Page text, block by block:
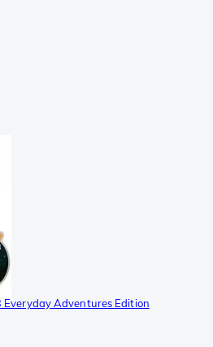
Everyday Adventures Edition